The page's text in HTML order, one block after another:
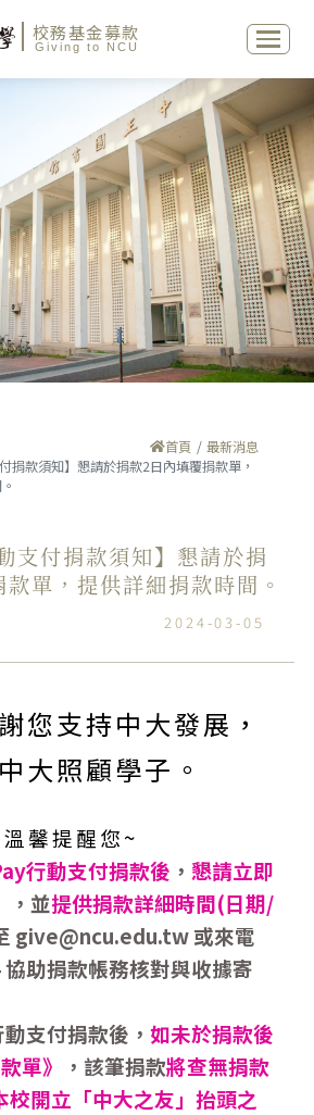
校務基金募款
Giving to NCU
首頁
最新消息
付捐款須知】懇請於捐款2日內填覆捐款單，
支付捐款須知】懇請於捐
單，提供詳細捐款時間。
2024-03-05
您支持中大發展，
大照顧學子。
溫馨提醒您~
行動支付捐款後 ， 懇請立即
，並提供捐款詳細時間(日期/
give@ncu.edu.tw或來電
協助捐款帳務核對與收據寄
動支付捐款後，如未於捐款後
單》 ，該筆捐款將查無捐款
校開立「中大之友」抬頭之